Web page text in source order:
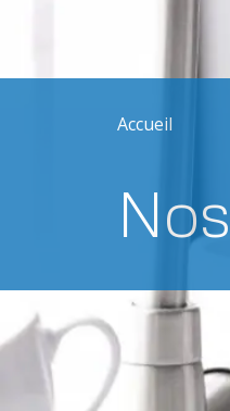
Accueil